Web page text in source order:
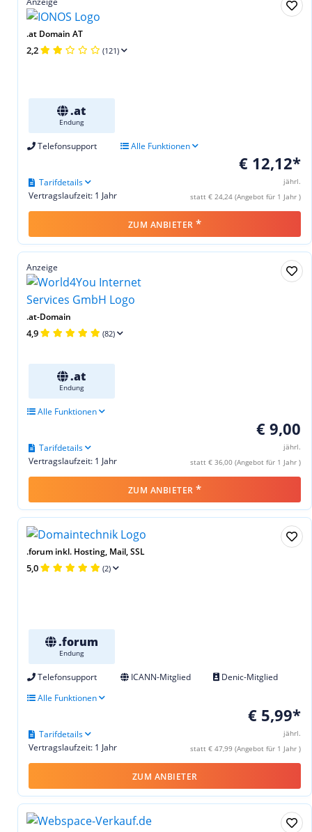
.at Domain AT
2,2 (121)
.at
Endung
Telefonsupport Alle Funktionen
€ 12,12*
jährl.
statt € 24,24 (Angebot für 1 Jahr )
Vertragslaufzeit: 1 Jahr
Tarifdetails
ZUM ANBIETER *
Anzeige
.at-Domain
4,9 (82)
.at
Endung
Alle Funktionen
€ 9,00
jährl.
statt € 36,00 (Angebot für 1 Jahr )
Vertragslaufzeit: 1 Jahr
Tarifdetails
ZUM ANBIETER *
.forum inkl. Hosting, Mail, SSL
5,0 (2)
.forum
Endung
Telefonsupport ICANN-Mitglied
Denic-Mitglied
Alle Funktionen
€ 5,99*
jährl.
statt € 47,99 (Angebot für 1 Jahr )
Vertragslaufzeit: 1 Jahr
Tarifdetails
ZUM ANBIETER